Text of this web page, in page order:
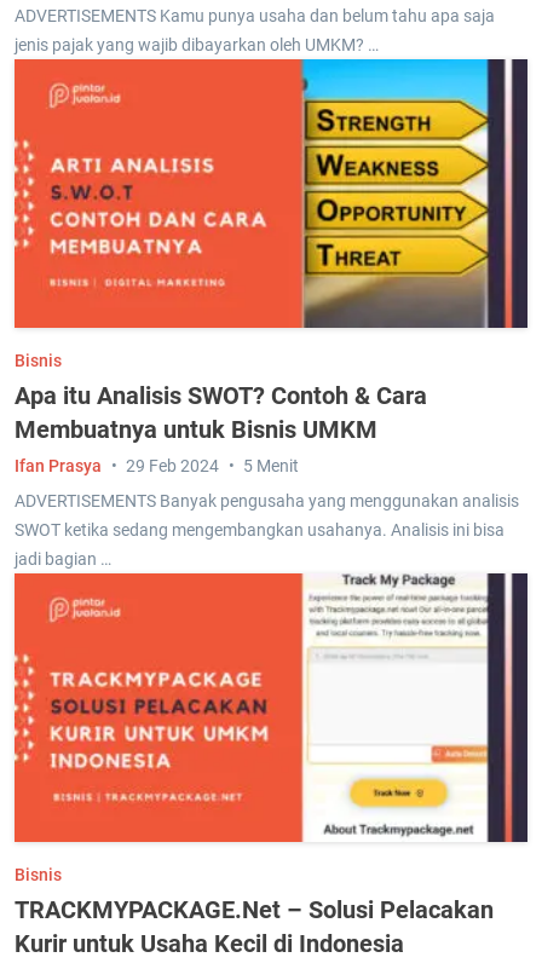
ADVERTISEMENTS Kamu punya usaha dan belum tahu apa saja
jenis pajak yang wajib dibayarkan oleh UMKM? …
Bisnis
Apa itu Analisis SWOT? Contoh & Cara
Membuatnya untuk Bisnis UMKM
ADVERTISEMENTS Banyak pengusaha yang menggunakan analisis
SWOT ketika sedang mengembangkan usahanya. Analisis ini bisa
jadi bagian …
Ifan Prasya 29 Feb 2024 5 Menit
Bisnis
TRACKMYPACKAGE.Net – Solusi Pelacakan
Kurir untuk Usaha Kecil di Indonesia